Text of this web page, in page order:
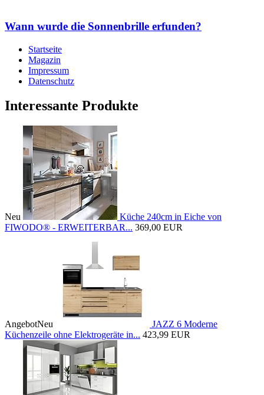
Wann wurde die Sonnenbrille erfunden?
Startseite
Magazin
Impressum
Datenschutz
Interessante Produkte
Neu
Küche 240cm in Eiche von
FIWODO® - ERWEITERBAR... 369,00 EUR
AngebotNeu
JAZZ 6 Moderne
Küchenzeile ohne Elektrogeräte in... 423,99 EUR